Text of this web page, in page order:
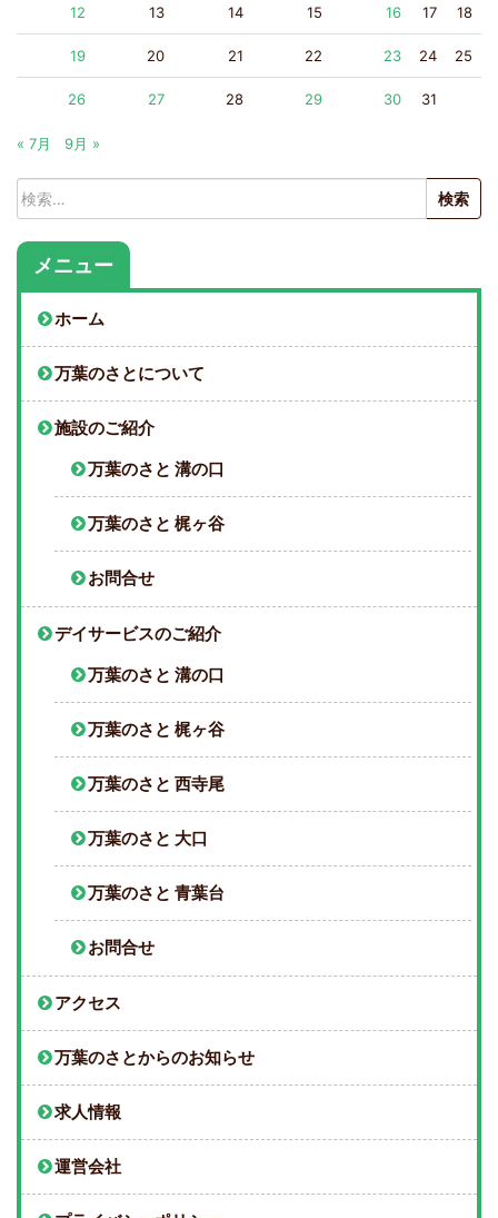
12 13 14 15 16 17 18
19 20 21 22 23 24 25
26 27 28 29 30 31
« 7月 9月 »
検
索:
メニュー
ホーム
万葉のさとについて
施設のご紹介
万葉のさと 溝の口
万葉のさと 梶ヶ谷
お問合せ
デイサービスのご紹介
万葉のさと 溝の口
万葉のさと 梶ヶ谷
万葉のさと 西寺尾
万葉のさと 大口
万葉のさと 青葉台
お問合せ
アクセス
万葉のさとからのお知らせ
求人情報
運営会社